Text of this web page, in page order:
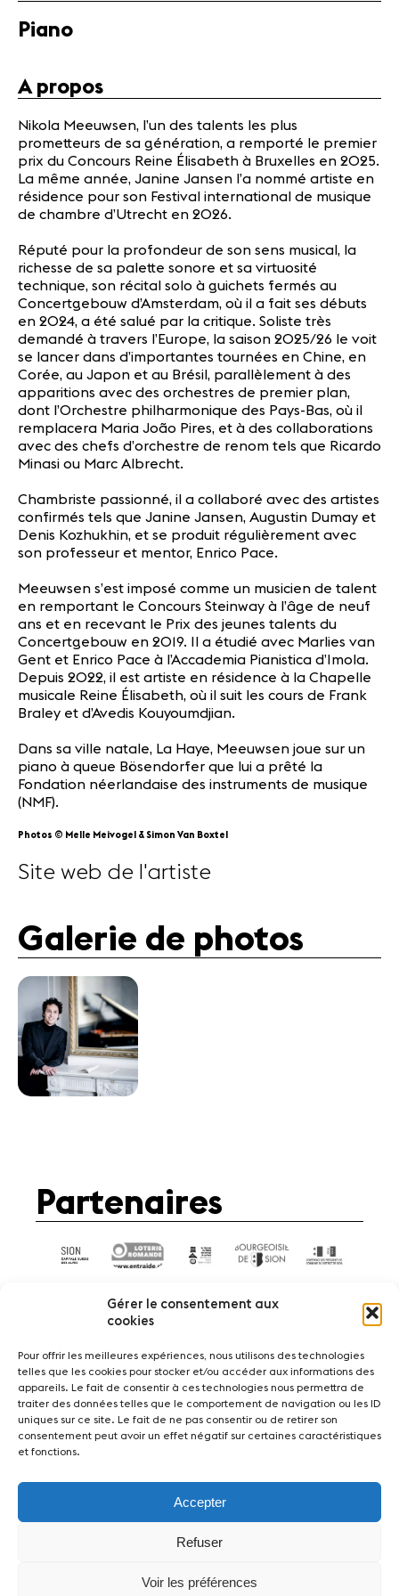
Gérer le consentement aux
cookies
Pour offrir les meilleures expériences, nous utilisons des technologies
telles que les cookies pour stocker et/ou accéder aux informations des
appareils. Le fait de consentir à ces technologies nous permettra de
traiter des données telles que le comportement de navigation ou les ID
uniques sur ce site. Le fait de ne pas consentir ou de retirer son
consentement peut avoir un effet négatif sur certaines caractéristiques
et fonctions.
Accepter
Refuser
Voir les préférences
Infos
Concerts
Bénévoles
Médiation
Revue de
presse
Emplois
A propos
Mentions
légales
Contact
Piano
A propos
Nikola Meeuwsen, l’un des talents les plus
prometteurs de sa génération, a remporté le premier
prix du Concours Reine Élisabeth à Bruxelles en 2025.
La même année, Janine Jansen l’a nommé artiste en
résidence pour son Festival international de musique
de chambre d’Utrecht en 2026.
Réputé pour la profondeur de son sens musical, la
richesse de sa palette sonore et sa virtuosité
technique, son récital solo à guichets fermés au
Concertgebouw d’Amsterdam, où il a fait ses débuts
en 2024, a été salué par la critique. Soliste très
demandé à travers l’Europe, la saison 2025/26 le voit
se lancer dans d’importantes tournées en Chine, en
Corée, au Japon et au Brésil, parallèlement à des
apparitions avec des orchestres de premier plan,
dont l’Orchestre philharmonique des Pays-Bas, où il
remplacera Maria João Pires, et à des collaborations
avec des chefs d’orchestre de renom tels que Ricardo
Minasi ou Marc Albrecht.
Chambriste passionné, il a collaboré avec des artistes
confirmés tels que Janine Jansen, Augustin Dumay et
Denis Kozhukhin, et se produit régulièrement avec
son professeur et mentor, Enrico Pace.
Meeuwsen s’est imposé comme un musicien de talent
en remportant le Concours Steinway à l’âge de neuf
ans et en recevant le Prix des jeunes talents du
Concertgebouw en 2019. Il a étudié avec Marlies van
Gent et Enrico Pace à l’Accademia Pianistica d’Imola.
Depuis 2022, il est artiste en résidence à la Chapelle
musicale Reine Élisabeth, où il suit les cours de Frank
Braley et d’Avedis Kouyoumdjian.
Dans sa ville natale, La Haye, Meeuwsen joue sur un
piano à queue Bösendorfer que lui a prêté la
Fondation néerlandaise des instruments de musique
(NMF).
Photos © Melle Meivogel & Simon Van Boxtel
Site web de l'artiste
Galerie de photos
Partenaires
ActualitésConcertsBénévoles
Médiation
Revue de presse
design et developpement :agence Si | Studio-irresistible - Paris